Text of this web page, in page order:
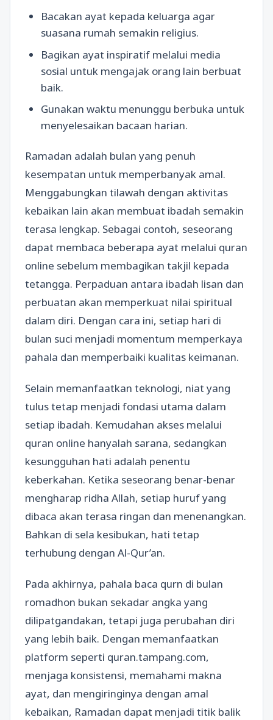
Bacakan ayat kepada keluarga agar
suasana rumah semakin religius.
Bagikan ayat inspiratif melalui media
sosial untuk mengajak orang lain berbuat
baik.
Gunakan waktu menunggu berbuka untuk
menyelesaikan bacaan harian.
Ramadan adalah bulan yang penuh
kesempatan untuk memperbanyak amal.
Menggabungkan tilawah dengan aktivitas
kebaikan lain akan membuat ibadah semakin
terasa lengkap. Sebagai contoh, seseorang
dapat membaca beberapa ayat melalui quran
online sebelum membagikan takjil kepada
tetangga. Perpaduan antara ibadah lisan dan
perbuatan akan memperkuat nilai spiritual
dalam diri. Dengan cara ini, setiap hari di
bulan suci menjadi momentum memperkaya
pahala dan memperbaiki kualitas keimanan.
Selain memanfaatkan teknologi, niat yang
tulus tetap menjadi fondasi utama dalam
setiap ibadah. Kemudahan akses melalui
quran online hanyalah sarana, sedangkan
kesungguhan hati adalah penentu
keberkahan. Ketika seseorang benar-benar
mengharap ridha Allah, setiap huruf yang
dibaca akan terasa ringan dan menenangkan.
Bahkan di sela kesibukan, hati tetap
terhubung dengan Al-Qur’an.
Pada akhirnya, pahala baca qurn di bulan
romadhon bukan sekadar angka yang
dilipatgandakan, tetapi juga perubahan diri
yang lebih baik. Dengan memanfaatkan
platform seperti quran.tampang.com,
menjaga konsistensi, memahami makna
ayat, dan mengiringinya dengan amal
kebaikan, Ramadan dapat menjadi titik balik